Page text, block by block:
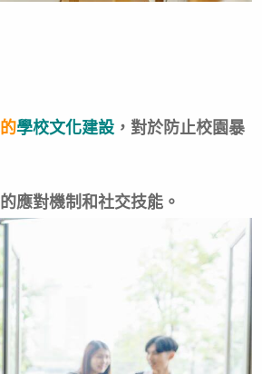
學校文化建設，對於防止校園暴
應對機制和社交技能。